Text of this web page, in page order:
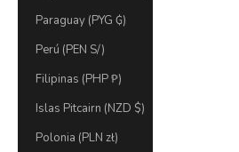
Paraguay (PYG ₲)
Perú (PEN S/)
Filipinas (PHP ₱)
Islas Pitcairn (NZD $)
Polonia (PLN zł)